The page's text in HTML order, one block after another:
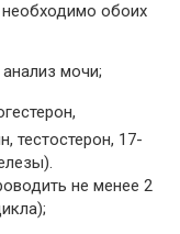
обоих
мочи;
тестостерон, 17-
не менее 2